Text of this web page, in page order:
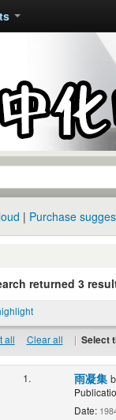
Purchase
returned 3
all Clear all | Select
1. 雨凝集
Date: